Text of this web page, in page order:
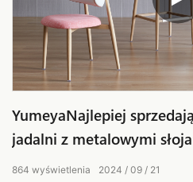
YumeyaNajlepiej
jadalni z metalowymi
2024 09 21
864 wyświetlenia